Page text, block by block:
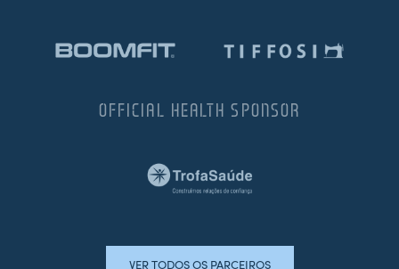
OFFICIAL HEALTH SPONSOR
VER TODOS OS PARCEIROS